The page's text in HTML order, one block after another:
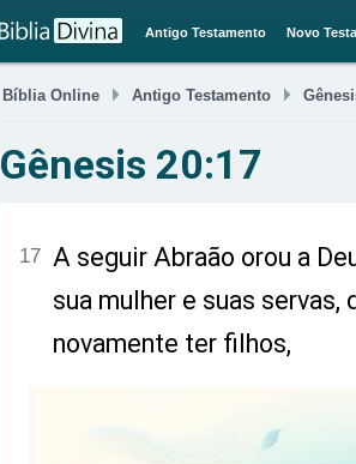
Antigo Testamento Novo
Bíblia Online  Antigo Testamento 
Gênesis 20:17
17 A seguir Abraão orou a
sua mulher e suas servas,
novamente ter filhos,